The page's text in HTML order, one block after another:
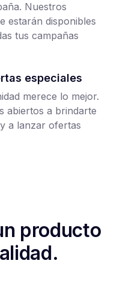
Nuestros
estarán disponibles
tus campañas
especiales
merece lo mejor.
abiertos a brindarte
a lanzar ofertas
producto